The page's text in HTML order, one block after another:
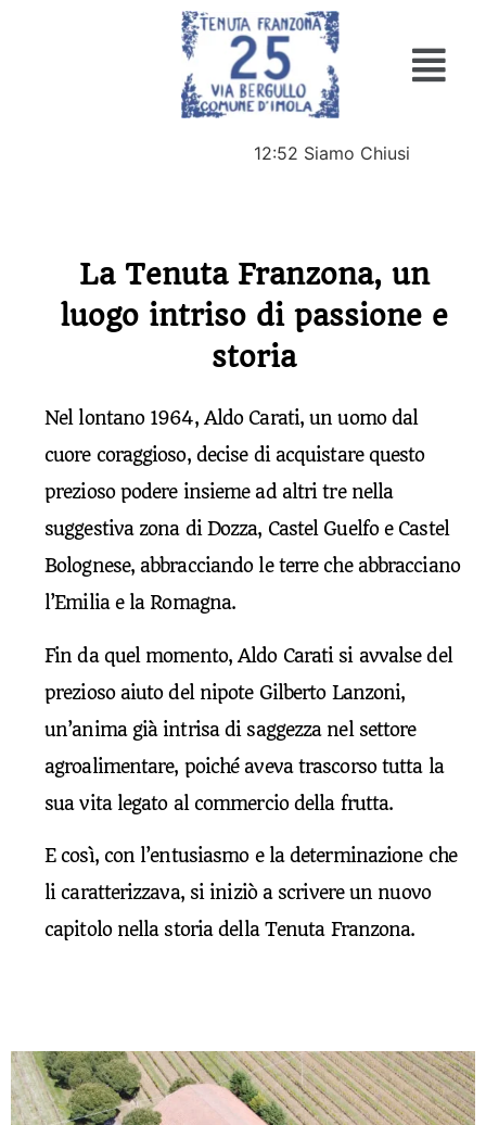
12:52 Siamo Chiusi
La Tenuta Franzona, un
luogo intriso di passione e
storia
Nel lontano 1964, Aldo Carati, un uomo dal
cuore coraggioso, decise di acquistare questo
prezioso podere insieme ad altri tre nella
suggestiva zona di Dozza, Castel Guelfo e Castel
Bolognese, abbracciando le terre che abbracciano
l’Emilia e la Romagna.
Fin da quel momento, Aldo Carati si avvalse del
prezioso aiuto del nipote Gilberto Lanzoni,
un’anima già intrisa di saggezza nel settore
agroalimentare, poiché aveva trascorso tutta la
sua vita legato al commercio della frutta.
E così, con l’entusiasmo e la determinazione che
li caratterizzava, si iniziò a scrivere un nuovo
capitolo nella storia della Tenuta Franzona.